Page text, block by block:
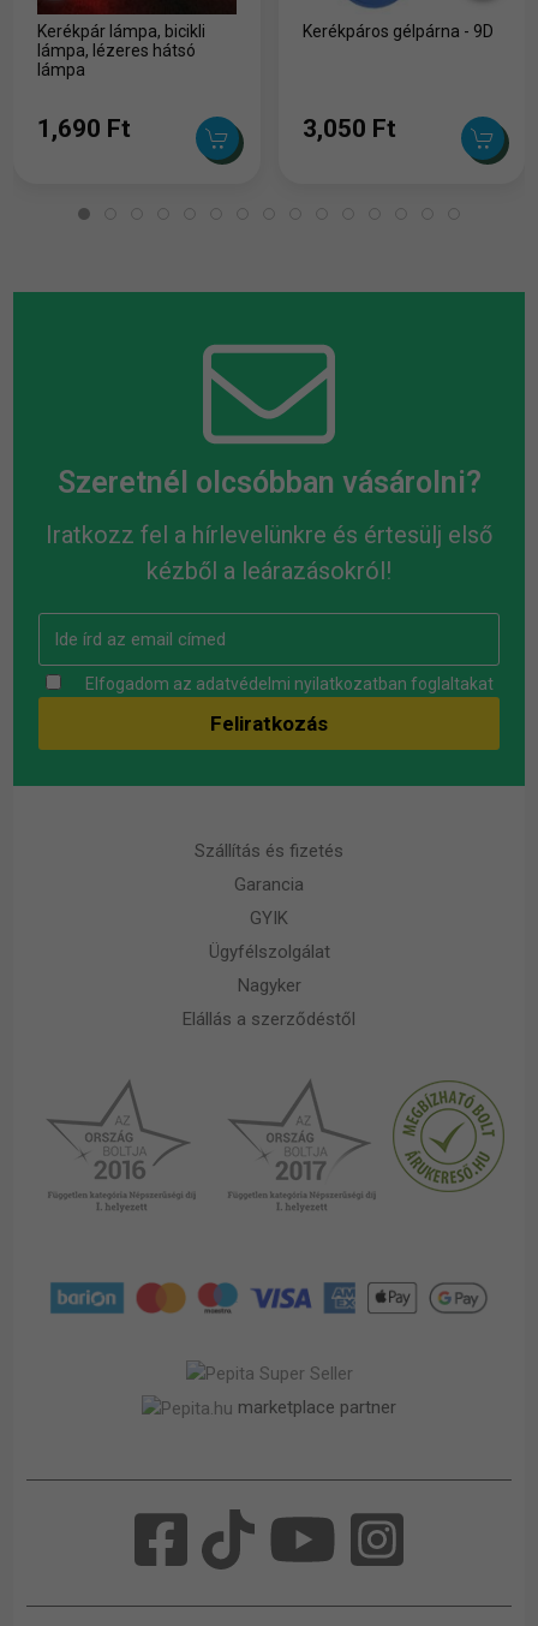
Kerékpár lámpa, bicikli
lámpa, lézeres hátsó
lámpa
1,690 Ft
Kerékpáros gélpárna - 9D
3,050 Ft
Szeretnél olcsóbban vásárolni?
Iratkozz fel a hírlevelünkre és értesülj első
kézből a leárazásokról!
Elfogadom az adatvédelmi nyilatkozatban foglaltakat
Szállítás és fizetés
Garancia
GYIK
Ügyfélszolgálat
Nagyker
Elállás a szerződéstől
marketplace partner